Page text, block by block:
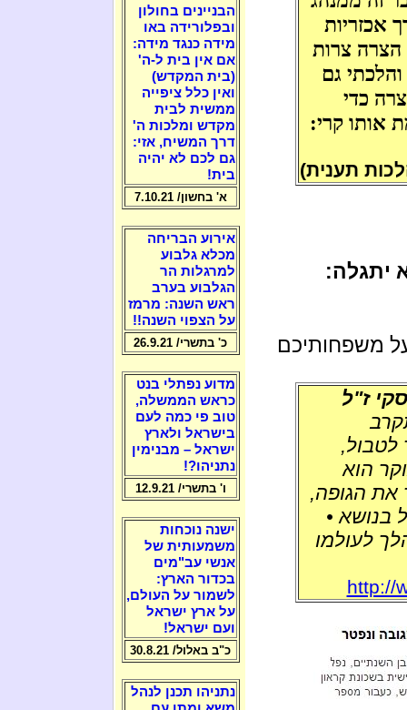
אכזריות
הצרה צרות
גם
כדי
אותו קרי:
תענית)
יתגלה:
משפחותיכם
ז"ל
גור בן 23 שהתקרב
לטבול,
הוא
את הגופה,
בנושא •
לעולמו
http://
הבניינים בחולון
ובפלורידה באו
מידה כנגד מידה:
אם אין בית ל-ה'
(בית המקדש)
ואין כלל ציפייה
ממשית לבית
מקדש ומלכות ה'
דרך המשיח, אזי:
גם לכם לא יהיה
בית!
א' בחשון/ 7.10.21
אירוע הבריחה
מכלא גלבוע
למרגלות הר
הגלבוע בערב
ראש השנה: מרמז
על הצפוי השנה!!
כ' בתשרי/ 26.9.21
מדוע נפתלי בנט
כראש הממשלה,
טוב פי כמה לעם
בישראל ולארץ
ישראל – מבנימין
נתניהו?!
ו' בתשרי/ 12.9.21
ישנה נוכחות
משמעותית של
אנשי עב"מים
בכדור הארץ:
לשמור על העולם,
על ארץ ישראל
ועם ישראל!
כ"ב באלול/ 30.8.21
נתניהו תכנן לנהל